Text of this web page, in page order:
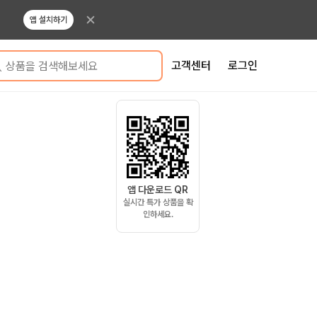
앱 설치하기
상품을 검색해보세요 고객센터 로그인
앱 다운로드 QR
실시간 특가 상품을 확
인하세요.